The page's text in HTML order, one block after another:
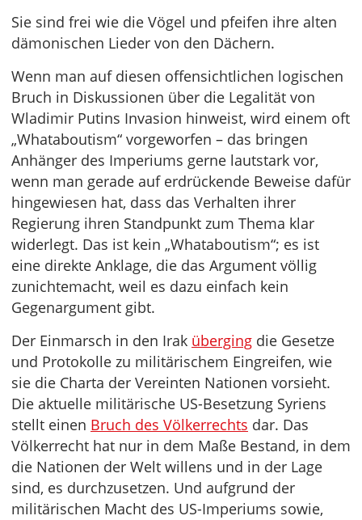
Sie sind frei wie die Vögel und pfeifen ihre alten
dämonischen Lieder von den Dächern.
Wenn man auf diesen offensichtlichen logischen
Bruch in Diskussionen über die Legalität von
Wladimir Putins Invasion hinweist, wird einem oft
„Whataboutism“ vorgeworfen – das bringen
Anhänger des Imperiums gerne lautstark vor,
wenn man gerade auf erdrückende Beweise dafür
hingewiesen hat, dass das Verhalten ihrer
Regierung ihren Standpunkt zum Thema klar
widerlegt. Das ist kein „Whataboutism“; es ist
eine direkte Anklage, die das Argument völlig
zunichtemacht, weil es dazu einfach kein
Gegenargument gibt.
Der Einmarsch in den Irak überging die Gesetze
und Protokolle zu militärischem Eingreifen, wie
sie die Charta der Vereinten Nationen vorsieht.
Die aktuelle militärische US-Besetzung Syriens
stellt einen Bruch des Völkerrechts dar. Das
Völkerrecht hat nur in dem Maße Bestand, in dem
die Nationen der Welt willens und in der Lage
sind, es durchzusetzen. Und aufgrund der
militärischen Macht des US-Imperiums sowie,